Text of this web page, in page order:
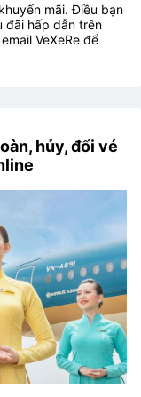
mãi. Điều bạn
đãi hấp dẫn trên
VeXeRe để
hủy, đổi vé